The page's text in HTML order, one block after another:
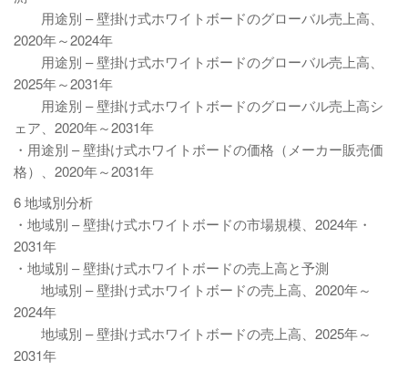
用途別 – 壁掛け式ホワイトボードのグローバル売上高、
2020年～2024年
用途別 – 壁掛け式ホワイトボードのグローバル売上高、
2025年～2031年
用途別 – 壁掛け式ホワイトボードのグローバル売上高シ
ェア、2020年～2031年
・用途別 – 壁掛け式ホワイトボードの価格（メーカー販売価
格）、2020年～2031年
6 地域別分析
・地域別 – 壁掛け式ホワイトボードの市場規模、2024年・
2031年
・地域別 – 壁掛け式ホワイトボードの売上高と予測
地域別 – 壁掛け式ホワイトボードの売上高、2020年～
2024年
地域別 – 壁掛け式ホワイトボードの売上高、2025年～
2031年